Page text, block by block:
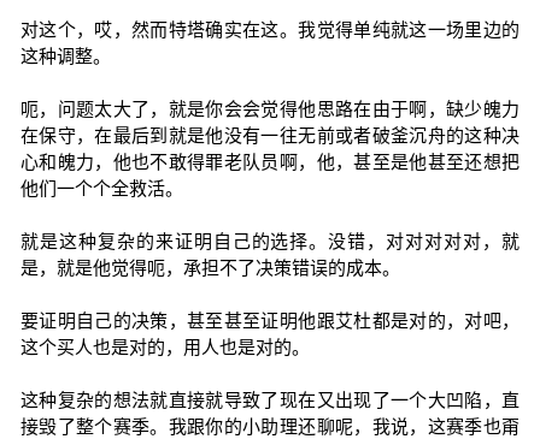
对这个，哎，然而特塔确实在这。我觉得单纯就这一场里边的
这种调整。
呃，问题太大了，就是你会会觉得他思路在由于啊，缺少魄力
在保守，在最后到就是他没有一往无前或者破釜沉舟的这种决
心和魄力，他也不敢得罪老队员啊，他，甚至是他甚至还想把
他们一个个全救活。
就是这种复杂的来证明自己的选择。没错，对对对对对，就
是，就是他觉得呃，承担不了决策错误的成本。
要证明自己的决策，甚至甚至证明他跟艾杜都是对的，对吧，
这个买人也是对的，用人也是对的。
这种复杂的想法就直接就导致了现在又出现了一个大凹陷，直
接毁了整个赛季。我跟你的小助理还聊呢，我说，这赛季也甭